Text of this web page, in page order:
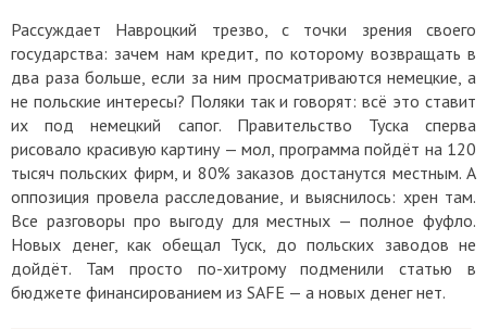
Рассуждает Навроцкий трезво, с точки зрения своего
государства: зачем нам кредит, по которому возвращать в
два раза больше, если за ним просматриваются немецкие, а
не польские интересы? Поляки так и говорят: всё это ставит
их под немецкий сапог. Правительство Туска сперва
рисовало красивую картину — мол, программа пойдёт на 120
тысяч польских фирм, и 80% заказов достанутся местным. А
оппозиция провела расследование, и выяснилось: хрен там.
Все разговоры про выгоду для местных — полное фуфло.
Новых денег, как обещал Туск, до польских заводов не
дойдёт. Там просто по-хитрому подменили статью в
бюджете финансированием из SAFE — а новых денег нет.